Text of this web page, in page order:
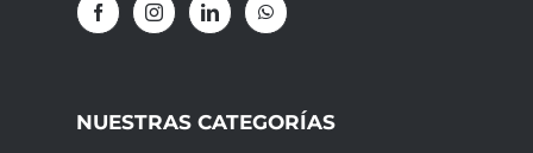
NUESTRAS CATEGORÍAS